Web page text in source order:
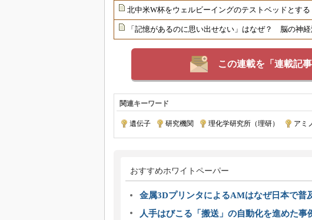
北中米W杯をウェルビーイングのテストベッドとす
「記憶があるのに思い出せない」はなぜ？ 脳の神
この連載を「連載記
関連キーワード
遺伝子 研究機関 理化学研究所（理研） アミ
おすすめホワイトペーパー
金属3DプリンタによるAMはなぜ日本で普
人手はびこる「搬送」の自動化を進めた事